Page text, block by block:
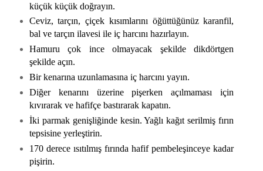
küçük küçük doğrayın.
Ceviz, tarçın, çiçek kısımlarını öğüttüğünüz karanfil,
bal ve tarçın ilavesi ile iç harcını hazırlayın.
Hamuru çok ince olmayacak şekilde dikdörtgen
şekilde açın.
Bir kenarına uzunlamasına iç harcını yayın.
Diğer kenarını üzerine pişerken açılmaması için
kıvırarak ve hafifçe bastırarak kapatın.
İki parmak genişliğinde kesin. Yağlı kağıt serilmiş fırın
tepsisine yerleştirin.
170 derece ısıtılmış fırında hafif pembeleşinceye kadar
pişirin.